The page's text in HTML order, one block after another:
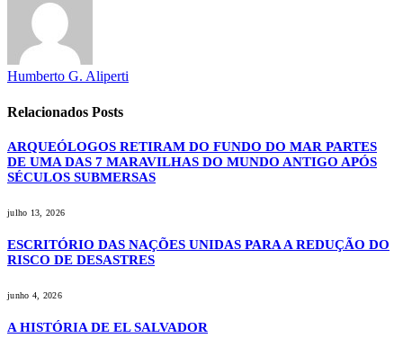
Humberto G. Aliperti
Relacionados Posts
ARQUEÓLOGOS RETIRAM DO FUNDO DO MAR PARTES
DE UMA DAS 7 MARAVILHAS DO MUNDO ANTIGO APÓS
SÉCULOS SUBMERSAS
julho 13, 2026
ESCRITÓRIO DAS NAÇÕES UNIDAS PARA A REDUÇÃO DO
RISCO DE DESASTRES
junho 4, 2026
A HISTÓRIA DE EL SALVADOR